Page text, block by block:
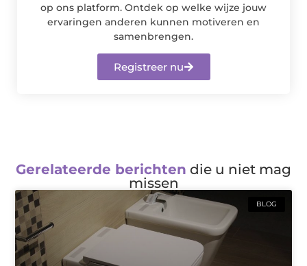
op ons platform. Ontdek op welke wijze jouw
ervaringen anderen kunnen motiveren en
samenbrengen.
Registreer nu
Gerelateerde berichten die u niet mag
missen
BLOG